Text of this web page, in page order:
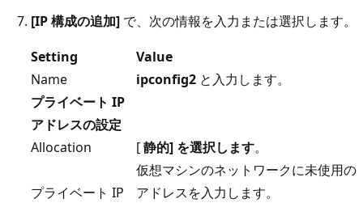
[IP 構成の追加] で、次の情報を入力または選択します。
Setting
Value
Name
ipconfig2 と入力します。
プライベート IP
アドレスの設定
Allocation
[静的] を選択します。
プライベート IP
仮想マシンのネットワークに未使用の
アドレスを入力します。